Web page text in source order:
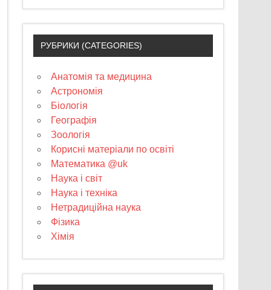
РУБРИКИ (CATEGORIES)
Анатомія та медицина
Астрономія
Біологія
Географія
Зоологія
Корисні матеріали по освіті
Математика @uk
Наука і світ
Наука і техніка
Нетрадиційна наука
Фізика
Хімія